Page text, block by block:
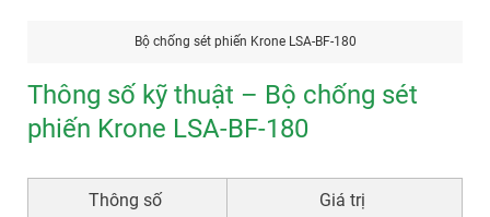
Bộ chống sét phiến Krone LSA-BF-180
Thông số kỹ thuật – Bộ chống sét
phiến Krone LSA-BF-180
Thông số Giá trị